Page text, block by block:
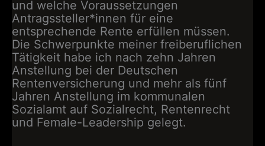
und welche Voraussetzungen
Antragssteller*innen für eine
entsprechende Rente erfüllen müssen.
Die Schwerpunkte meiner freiberuflichen
Tätigkeit habe ich nach zehn Jahren
Anstellung bei der Deutschen
Rentenversicherung und mehr als fünf
Jahren Anstellung im kommunalen
Sozialamt auf Sozialrecht, Rentenrecht
und Female-Leadership gelegt.